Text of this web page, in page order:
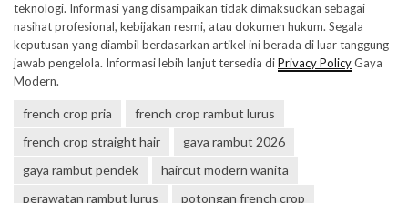
teknologi. Informasi yang disampaikan tidak dimaksudkan sebagai
nasihat profesional, kebijakan resmi, atau dokumen hukum. Segala
keputusan yang diambil berdasarkan artikel ini berada di luar tanggung
jawab pengelola. Informasi lebih lanjut tersedia diPrivacy PolicyGaya
Modern.
french crop pria
french crop rambut lurus
french crop straight hair
gaya rambut 2026
gaya rambut pendek
haircut modern wanita
perawatan rambut lurus
potongan french crop